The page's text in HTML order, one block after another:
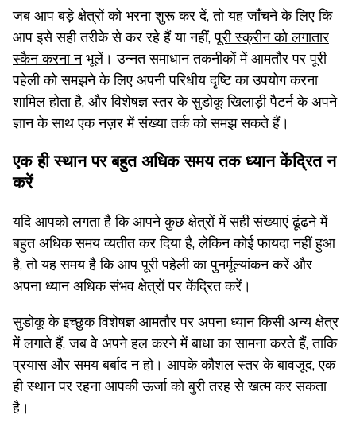
जब आप बड़े क्षेत्रों को भरना शुरू कर दें, तो यह जाँचने के लिए कि
आप इसे सही तरीके से कर रहे हैं या नहीं,पूरी स्क्रीन को लगातार
स्कैन करना नभूलें। उन्नत समाधान तकनीकों में आमतौर पर पूरी
पहेली को समझने के लिए अपनी परिधीय दृष्टि का उपयोग करना
शामिल होता है, और विशेषज्ञ स्तर के सुडोकू खिलाड़ी पैटर्न के अपने
ज्ञान के साथ एक नज़र में संख्या तर्क को समझ सकते हैं।
एक ही स्थान पर बहुत अधिक समय तक ध्यान केंद्रित न
करें
यदि आपको लगता है कि आपने कुछ क्षेत्रों में सही संख्याएं ढूंढने में
बहुत अधिक समय व्यतीत कर दिया है, लेकिन कोई फायदा नहीं हुआ
है, तो यह समय है कि आप पूरी पहेली का पुनर्मूल्यांकन करें और
अपना ध्यान अधिक संभव क्षेत्रों पर केंद्रित करें।
सुडोकू के इच्छुक विशेषज्ञ आमतौर पर अपना ध्यान किसी अन्य क्षेत्र
में लगाते हैं, जब वे अपने हल करने में बाधा का सामना करते हैं, ताकि
प्रयास और समय बर्बाद न हो। आपके कौशल स्तर के बावजूद, एक
ही स्थान पर रहना आपकी ऊर्जा को बुरी तरह से खत्म कर सकता
है।